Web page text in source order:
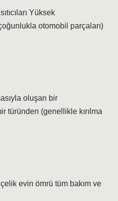
Yüksek
otomobil parçaları)
oluşan bir
türünden (genellikle kırılma
evin ömrü tüm bakım ve